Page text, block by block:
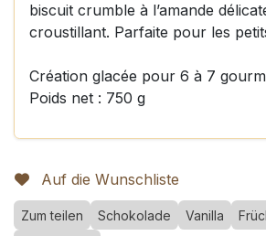
biscuit crumble à l’amande
croustillant. Parfaite pour les
Création glacée pour 6 à 7
Poids net : 750 g
Auf die Wunschliste
Zum teilen Schokolade Vanilla